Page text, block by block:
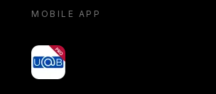
MOBILE APP
yoU@B